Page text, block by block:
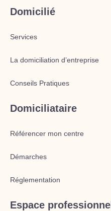
Domicilié
Services
La domiciliation d’entreprise
Conseils Pratiques
Domiciliataire
Référencer mon centre
Démarches
Réglementation
Espace professionnel